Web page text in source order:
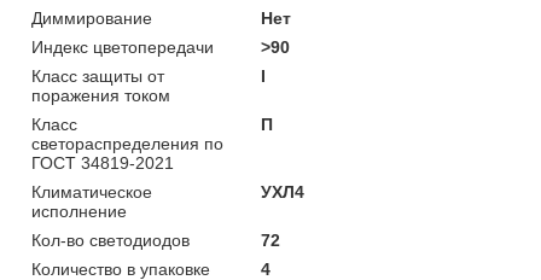
Диммирование
Нет
Индекс цветопередачи
>90
Класс защиты от
поражения током
I
Класс
светораспределения по
ГОСТ 34819-2021
П
Климатическое
исполнение
УХЛ4
Кол-во светодиодов
72
Количество в упаковке
4